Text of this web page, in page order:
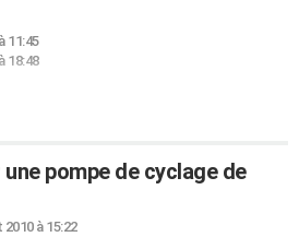
11:45
18:48
pompe de cyclage de
à 15:22